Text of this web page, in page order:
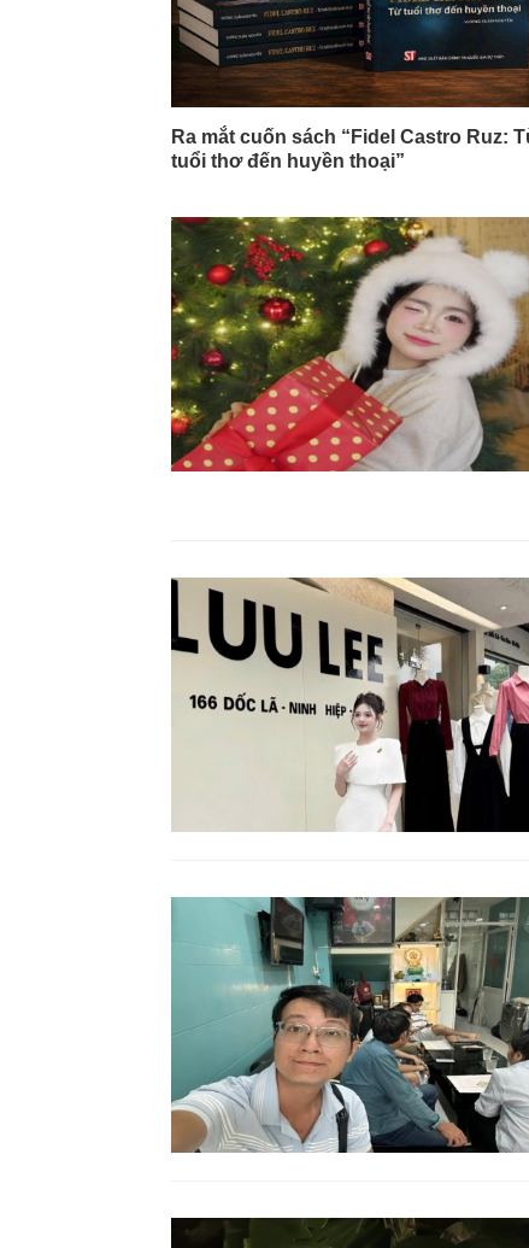
Ra mắt cuốn sách “Fidel Castro Ruz:
tuổi thơ đến huyền thoại”